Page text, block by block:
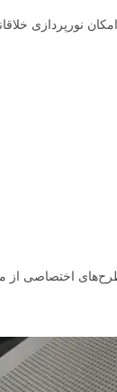
نورپردازی
طرح‌های اختصاصی